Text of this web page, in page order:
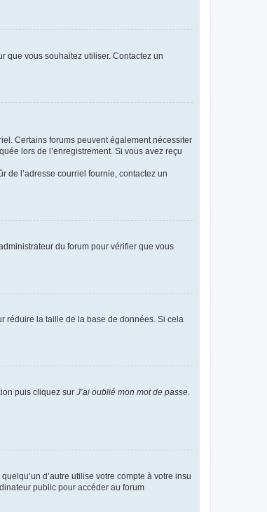
que vous souhaitez utiliser. Contactez un
Certains forums peuvent également nécessiter
lors de l’enregistrement. Si vous avez reçu
de l’adresse courriel fournie, contactez un
du forum pour vérifier que vous
réduire la taille de la base de données. Si cela
puis cliquez sur J’ai oublié mon mot de passe
d’autre utilise votre compte à votre insu
public pour accéder au forum